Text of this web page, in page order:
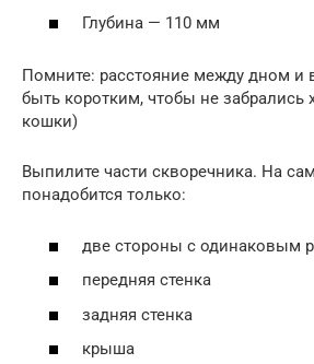
Глубина — 110 мм
Помните: расстояние между дном и
быть коротким, чтобы не забрались
кошки)
Выпилите части скворечника. На
понадобится только:
две стороны с одинаковым
передняя стенка
задняя стенка
крыша